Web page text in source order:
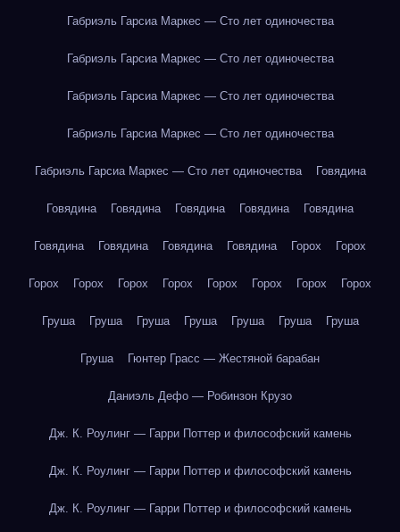
Габриэль Гарсиа Маркес — Сто лет одиночества
Габриэль Гарсиа Маркес — Сто лет одиночества
Габриэль Гарсиа Маркес — Сто лет одиночества
Габриэль Гарсиа Маркес — Сто лет одиночества
Габриэль Гарсиа Маркес — Сто лет одиночества Говядина
Говядина Говядина Говядина Говядина Говядина
Говядина Говядина Говядина Говядина Горох Горох
Горох Горох Горох Горох Горох Горох Горох Горох
Груша Груша Груша Груша Груша Груша Груша
Груша Гюнтер Грасс — Жестяной барабан
Даниэль Дефо — Робинзон Крузо
Дж. К. Роулинг — Гарри Поттер и философский камень
Дж. К. Роулинг — Гарри Поттер и философский камень
Дж. К. Роулинг — Гарри Поттер и философский камень